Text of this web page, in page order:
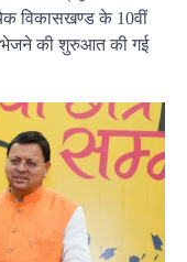
विकासखण्ड के 10वीं
भेजने की शुरुआत की गई